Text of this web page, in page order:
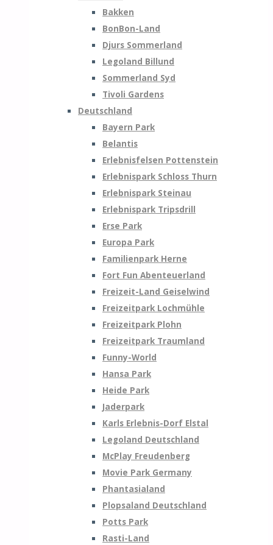
Bakken
BonBon-Land
Djurs Sommerland
Legoland Billund
Sommerland Syd
Tivoli Gardens
Deutschland
Bayern Park
Belantis
Erlebnisfelsen Pottenstein
Erlebnispark Schloss Thurn
Erlebnispark Steinau
Erlebnispark Tripsdrill
Erse Park
Europa Park
Familienpark Herne
Fort Fun Abenteuerland
Freizeit-Land Geiselwind
Freizeitpark Lochmühle
Freizeitpark Plohn
Freizeitpark Traumland
Funny-World
Hansa Park
Heide Park
Jaderpark
Karls Erlebnis-Dorf Elstal
Legoland Deutschland
McPlay Freudenberg
Movie Park Germany
Phantasialand
Plopsaland Deutschland
Potts Park
Rasti-Land